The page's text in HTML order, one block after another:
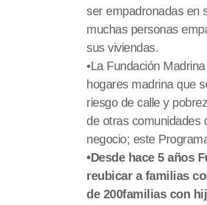
ser empadronadas en
muchas personas
sus viviendas.
•La Fundación
hogares madrina que
riesgo de calle y
de otras comunidades
negocio; este
•Desde hace 5 años
reubicar a familias
de 200familias con